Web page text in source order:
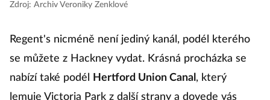
Zdroj: Archiv Veroniky Zenklové
Regent's nicméně není jediný kanál, podél kterého
se můžete z Hackney vydat. Krásná procházka se
nabízí také podél
Hertford Union Canal , který
lemuje Victoria Park z další strany a dovede vás